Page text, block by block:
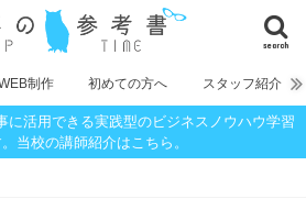
search
制作 初めての方へ スタッフ紹介
に活用できる実践型のビジネスノウハウ学習
当校の講師紹介はこちら。